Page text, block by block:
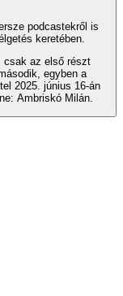
podcastekről is
keretében.
csak az első részt
egyben a
2025. június 16-án
Ambriskó Milán.